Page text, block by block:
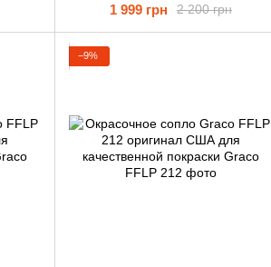
2 200 грн
1 999 грн
−9%